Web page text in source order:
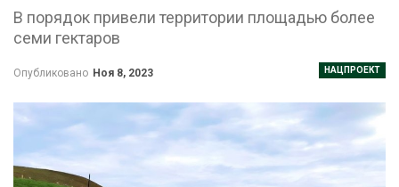
В порядок привели территории площадью более
семи гектаров
НАЦПРОЕКТ
Опубликовано Ноя 8, 2023